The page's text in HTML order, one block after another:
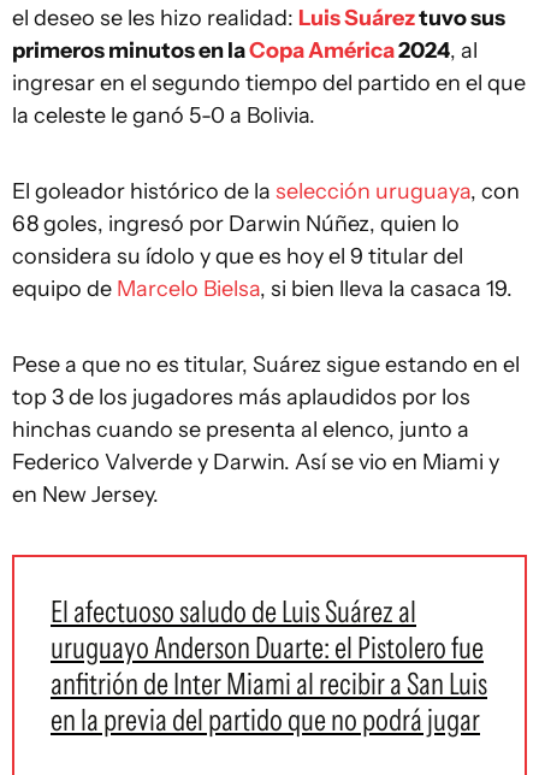
el deseo se les hizo realidad: Luis Suáreztuvo sus
primeros minutos en laCopa América2024, al
ingresar en el segundo tiempo del partido en el que
la celeste le ganó 5-0 a Bolivia.
El goleador histórico de la selección uruguaya, con
68 goles, ingresó por Darwin Núñez, quien lo
considera su ídolo y que es hoy el 9 titular del
equipo de Marcelo Bielsa, si bien lleva la casaca 19.
Pese a que no es titular, Suárez sigue estando en el
top 3 de los jugadores más aplaudidos por los
hinchas cuando se presenta al elenco, junto a
Federico Valverde y Darwin. Así se vio en Miami y
en New Jersey.
El afectuoso saludo de Luis Suárez al
uruguayo Anderson Duarte: el Pistolero fue
anfitrión de Inter Miami al recibir a San Luis
en la previa del partido que no podrá jugar